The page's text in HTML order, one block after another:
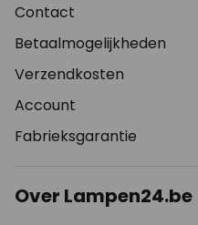
Contact
Betaalmogelijkheden
Verzendkosten
Account
Fabrieksgarantie
Over Lampen24.be